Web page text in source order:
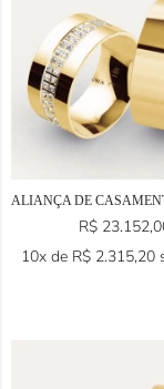
R$
10x de R$ 2.315,20